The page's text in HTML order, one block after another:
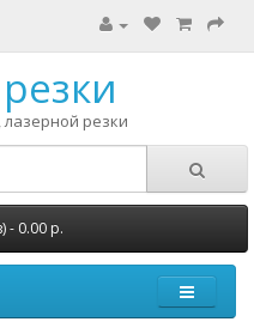
резки
- 0.00 р.